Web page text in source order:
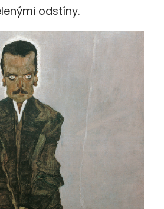
odstíny.